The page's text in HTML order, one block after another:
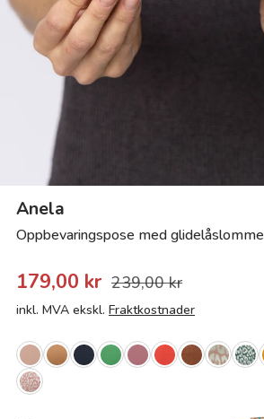
Anela
Oppbevaringspose med glidelåslomme
179,00 kr 239,00 kr
inkl. MVA ekskl. Fraktkostnader